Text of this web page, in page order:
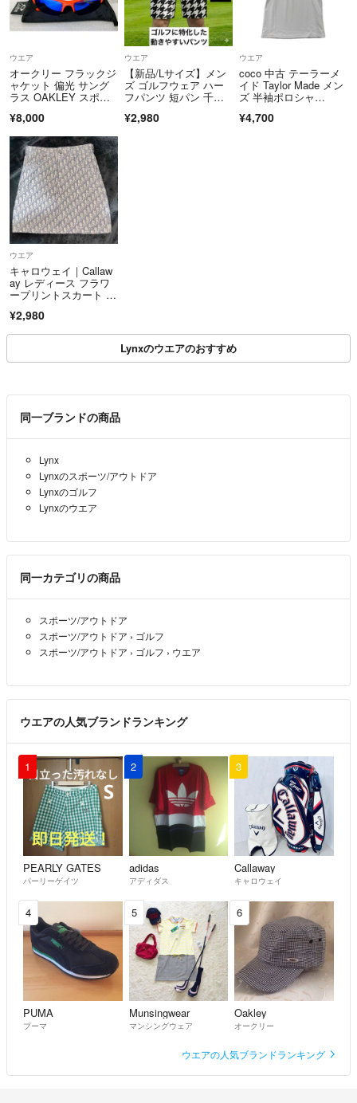
ウエア
オークリー フラックジ
ャケット 偏光 サング
ラス OAKLEY スポー
¥8,000
ウエア
【新品/Lサイズ】メン
ズ ゴルフウェア ハー
フパンツ 短パン 千鳥
¥2,980
ウエア
coco 中古 テーラーメ
イド Taylor Made メン
ズ 半袖ポロシャ
¥4,700
ウエア
キャロウェイ｜Callaw
ay レディース フラワ
ープリントスカート ラ
07 /Sサイズ
¥2,980
Lynxのウエアのおすすめ
同一ブランドの商品
Lynx
Lynxのスポーツ/アウトドア
Lynxのゴルフ
Lynxのウエア
同一カテゴリの商品
スポーツ/アウトドア
スポーツ/アウトドア › ゴルフ
スポーツ/アウトドア › ゴルフ › ウエア
ウエアの人気ブランドランキング
1
PEARLY GATES
パーリーゲイツ
2
adidas
アディダス
3
Callaway
キャロウェイ
4
PUMA
プーマ
5
Munsingwear
マンシングウェア
6
Oakley
オークリー
ウエアの人気ブランドランキング